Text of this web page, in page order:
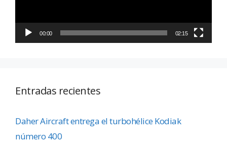
00:00 02:15
Entradas recientes
Daher Aircraft entrega el turbohélice Kodiak
número 400